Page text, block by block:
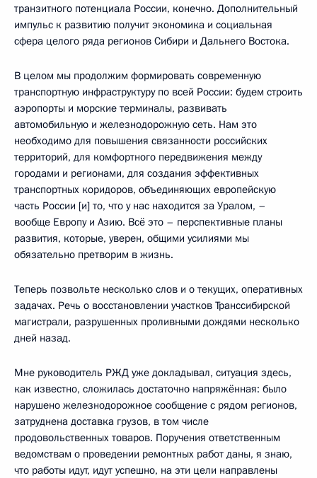
транзитного потенциала России, конечно. Дополнительный
импульс к развитию получит экономика и социальная
сфера целого ряда регионов Сибири и Дальнего Востока.
В целом мы продолжим формировать современную
транспортную инфраструктуру по всей России: будем строить
аэропорты и морские терминалы, развивать
автомобильную и железнодорожную сеть. Нам это
необходимо для повышения связанности российских
территорий, для комфортного передвижения между
городами и регионами, для создания эффективных
транспортных коридоров, объединяющих европейскую
часть России [и] то, что у нас находится за Уралом, –
вообще Европу и Азию. Всё это – перспективные планы
развития, которые, уверен, общими усилиями мы
обязательно претворим в жизнь.
Теперь позвольте несколько слов и о текущих, оперативных
задачах. Речь о восстановлении участков Транссибирской
магистрали, разрушенных проливными дождями несколько
дней назад.
Мне руководитель РЖД уже докладывал, ситуация здесь,
как известно, сложилась достаточно напряжённая: было
нарушено железнодорожное сообщение с рядом регионов,
затруднена доставка грузов, в том числе
продовольственных товаров. Поручения ответственным
ведомствам о проведении ремонтных работ даны, я знаю,
что работы идут, идут успешно, на эти цели направлены